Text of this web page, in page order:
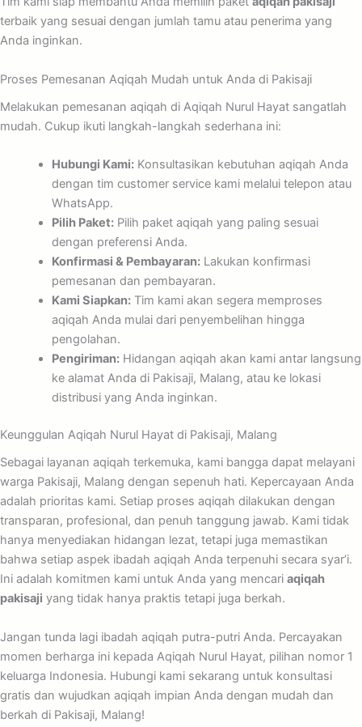
terbaik yang sesuai dengan jumlah tamu atau penerima yang
Anda inginkan.
Proses Pemesanan Aqiqah Mudah untuk Anda di Pakisaji
Melakukan pemesanan aqiqah di Aqiqah Nurul Hayat sangatlah
mudah. Cukup ikuti langkah-langkah sederhana ini:
Hubungi Kami:Konsultasikan kebutuhan aqiqah Anda
dengan tim customer service kami melalui telepon atau
WhatsApp.
Pilih Paket:Pilih paket aqiqah yang paling sesuai
dengan preferensi Anda.
Konfirmasi & Pembayaran:Lakukan konfirmasi
pemesanan dan pembayaran.
Kami Siapkan:Tim kami akan segera memproses
aqiqah Anda mulai dari penyembelihan hingga
pengolahan.
Pengiriman:Hidangan aqiqah akan kami antar langsung
ke alamat Anda di Pakisaji, Malang, atau ke lokasi
distribusi yang Anda inginkan.
Keunggulan Aqiqah Nurul Hayat di Pakisaji, Malang
Sebagai layanan aqiqah terkemuka, kami bangga dapat melayani
warga Pakisaji, Malang dengan sepenuh hati. Kepercayaan Anda
adalah prioritas kami. Setiap proses aqiqah dilakukan dengan
transparan, profesional, dan penuh tanggung jawab. Kami tidak
hanya menyediakan hidangan lezat, tetapi juga memastikan
bahwa setiap aspek ibadah aqiqah Anda terpenuhi secara syar’i.
Ini adalah komitmen kami untuk Anda yang mencari aqiqah
pakisaji yang tidak hanya praktis tetapi juga berkah.
Jangan tunda lagi ibadah aqiqah putra-putri Anda. Percayakan
momen berharga ini kepada Aqiqah Nurul Hayat, pilihan nomor 1
keluarga Indonesia. Hubungi kami sekarang untuk konsultasi
gratis dan wujudkan aqiqah impian Anda dengan mudah dan
berkah di Pakisaji, Malang!